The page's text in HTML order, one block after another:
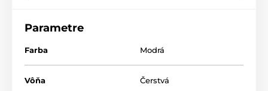
Doba vône
Charakteristika vôňa : Svieža
Parametre
Farba Modrá
Vôňa Čerstvá